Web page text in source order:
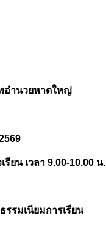
อำนวยหาดใหญ่
ยน เวลา 9.00-10.00 น.
รมเนียมการเรียน